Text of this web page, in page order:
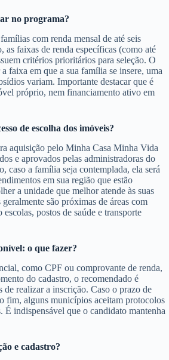
no programa?
com renda mensal de até seis
as faixas de renda específicas (como até
critérios prioritários para seleção. O
faixa em que a sua família se insere, uma
variam. Importante destacar que é
próprio, nem financiamento ativo em
de escolha dos imóveis?
aquisição pelo Minha Casa Minha Vida
e aprovados pelas administradoras do
caso a família seja contemplada, ela será
em sua região que estão
a unidade que melhor atende às suas
são próximas de áreas com
postos de saúde e transporte
o que fazer?
como CPF ou comprovante de renda,
do cadastro, o recomendado é
de realizar a inscrição. Caso o prazo de
fim, alguns municípios aceitam protocolos
É indispensável que o candidato mantenha
e cadastro?